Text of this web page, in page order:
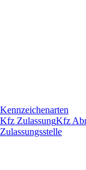
Kennzeichenarten
Kfz ZulassungKfz
Zulassungsstelle